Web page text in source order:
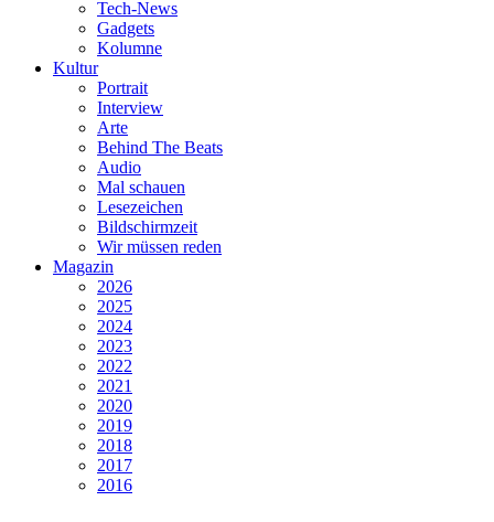
Tech-News
Gadgets
Kolumne
Kultur
Portrait
Interview
Arte
Behind The Beats
Audio
Mal schauen
Lesezeichen
Bildschirmzeit
Wir müssen reden
Magazin
2026
2025
2024
2023
2022
2021
2020
2019
2018
2017
2016